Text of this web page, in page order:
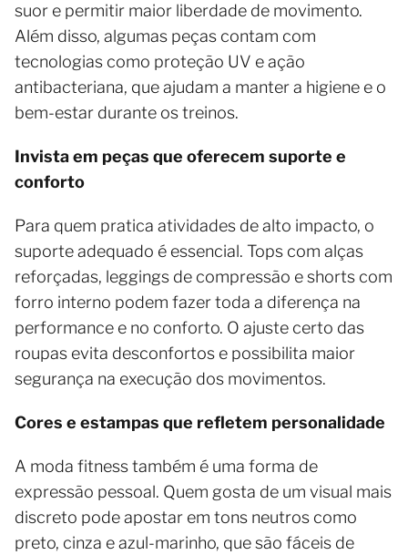
suor e permitir maior liberdade de movimento.
Além disso, algumas peças contam com
tecnologias como proteção UV e ação
antibacteriana, que ajudam a manter a higiene e o
bem-estar durante os treinos.
Invista em peças que oferecem suporte e
conforto
Para quem pratica atividades de alto impacto, o
suporte adequado é essencial. Tops com alças
reforçadas, leggings de compressão e shorts com
forro interno podem fazer toda a diferença na
performance e no conforto. O ajuste certo das
roupas evita desconfortos e possibilita maior
segurança na execução dos movimentos.
Cores e estampas que refletem personalidade
A moda fitness também é uma forma de
expressão pessoal. Quem gosta de um visual mais
discreto pode apostar em tons neutros como
preto, cinza e azul-marinho, que são fáceis de